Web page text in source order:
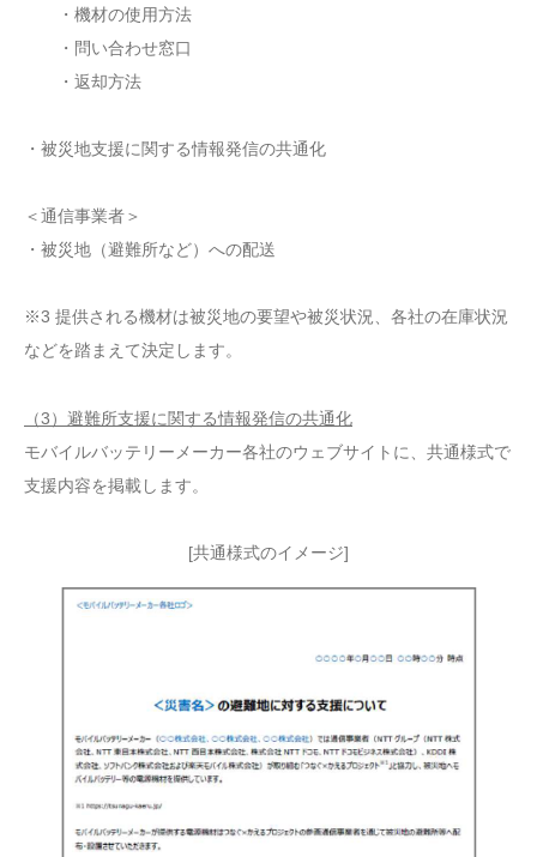
・機材の使用方法
・問い合わせ窓口
・返却方法
・被災地支援に関する情報発信の共通化
＜通信事業者＞
・被災地（避難所など）への配送
※3 提供される機材は被災地の要望や被災状況、各社の在庫状況
などを踏まえて決定します。
（3）避難所支援に関する情報発信の共通化
モバイルバッテリーメーカー各社のウェブサイトに、共通様式で
支援内容を掲載します。
[共通様式のイメージ]